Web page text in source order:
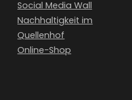
Social Media Wall
Nachhaltigkeit im
Quellenhof
Online-Shop